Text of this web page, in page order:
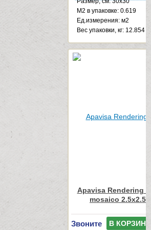
М2 в упаковке: 0.619
Ед.измерения: м2
Веc упаковки, кг: 12.854
Apavisa Rendering
mosaico 2.5x2.5
Звоните В КОРЗИНУ